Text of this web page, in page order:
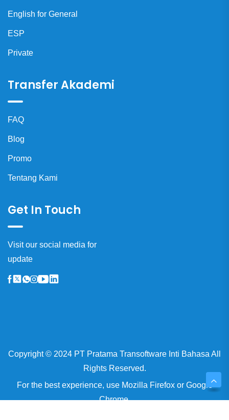
English for General
ESP
Private
Transfer Akademi
FAQ
Blog
Promo
Tentang Kami
Get In Touch
Visit our social media for
update
Copyright © 2024 PT Pratama Transoftware Inti Bahasa All
Rights Reserved.
For the best experience, use Mozilla Firefoxor Google
Chrome.